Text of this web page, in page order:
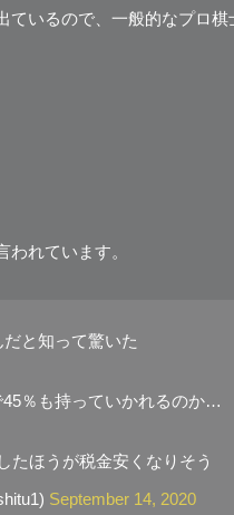
いるので、一般的なプロ
れています。
と知って驚いた
％も持っていかれるのか…
たほうが税金安くなりそう
September 14, 2020